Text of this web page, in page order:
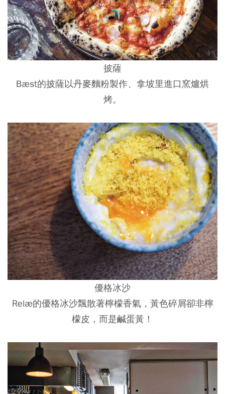
披薩
Bæst的披薩以丹麥麵粉製作、拿坡里進口窯爐烘
烤。
優格冰沙
Relæ的優格冰沙飄散著檸檬香氣，黃色碎屑卻非檸
檬皮，而是鹹蛋黃！